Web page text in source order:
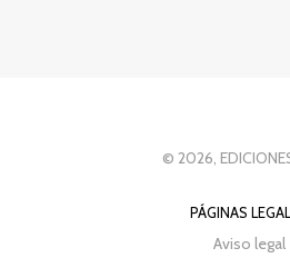
© 2026,
PÁGINAS
Aviso legal